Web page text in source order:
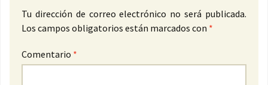
Tu dirección de correo electrónico no será publicada.
Los campos obligatorios están marcados con *
Comentario *